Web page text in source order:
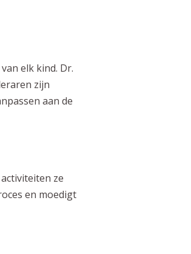
elk kind. Dr.
zijn
aan de
ze
en moedigt